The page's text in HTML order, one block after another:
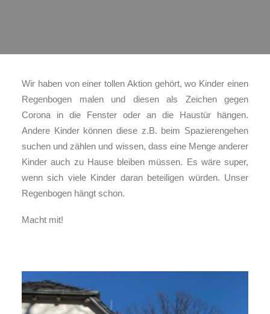
Wir haben von einer tollen Aktion gehört, wo Kinder einen
Regenbogen malen und diesen als Zeichen gegen
Corona in die Fenster oder an die Haustür hängen.
Andere Kinder können diese z.B. beim Spazierengehen
suchen und zählen und wissen, dass eine Menge anderer
Kinder auch zu Hause bleiben müssen. Es wäre super,
wenn sich viele Kinder daran beteiligen würden. Unser
Regenbogen hängt schon.
Macht mit!